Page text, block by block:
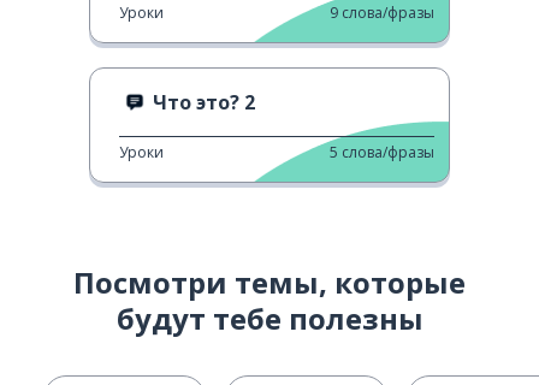
Уроки 9 слова/фразы
Что это? 2
Уроки 5 слова/фразы
Посмотри темы, которые
будут тебе полезны